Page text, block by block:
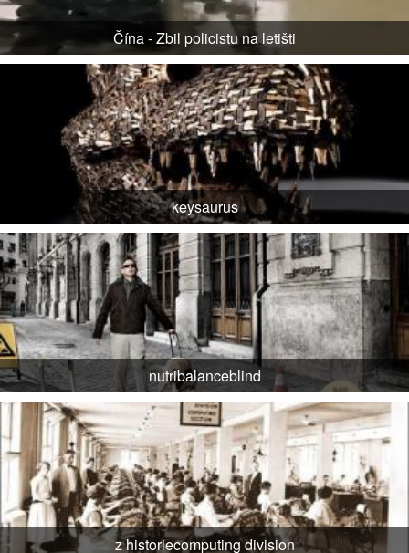
Čína - Zbil policistu na letišti
keysaurus
nutribalanceblind
z historiecomputing division